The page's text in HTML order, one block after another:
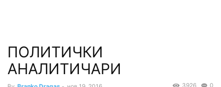
ПОЛИТИЧКИ
АНАЛИТИЧАРИ
0
3926